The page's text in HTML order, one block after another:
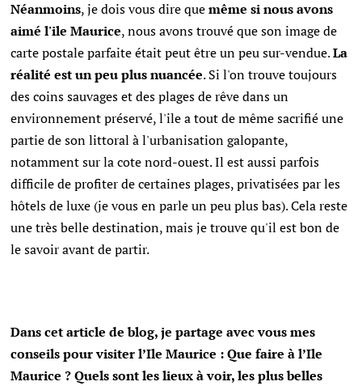
Néanmoins, je dois vous dire quemême si nous avons
aimé l'ile Maurice, nous avons trouvé que son image de
carte postale parfaite était peut être un peu sur-vendue.La
réalité est un peu plus nuancée. Si l'on trouve toujours
des coins sauvages et des plages de rêve dans un
environnement préservé, l'ile a tout de même sacrifié une
partie de son littoral à l'urbanisation galopante,
notamment sur la cote nord-ouest. Il est aussi parfois
difficile de profiter de certaines plages, privatisées par les
hôtels de luxe (je vous en parle un peu plus bas). Cela reste
une très belle destination, mais je trouve qu'il est bon de
le savoir avant de partir.
Dans cet article de blog, je partage avec vous mes
conseils pour visiter l’Ile Maurice : Que faire à l’Ile
Maurice ? Quels sont les lieux à voir, les plus belles